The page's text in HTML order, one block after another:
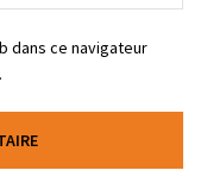
dans ce navigateur